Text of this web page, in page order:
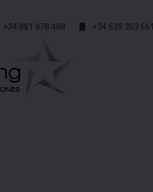
+34 881 978 488 +34 639 353 661